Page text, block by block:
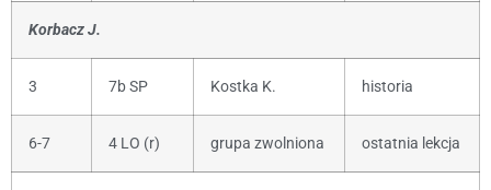
Korbacz J.
3 7b SP Kostka K. historia
6-7 4 LO (r) grupa zwolniona ostatnia lekcja